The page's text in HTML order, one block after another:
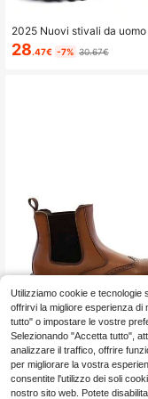
2025 Nuovi stivali da
PU alta, scarpe da trekking
grande, scarpe sportive da
28.47€ -7% 30.67€
Magazzino EU Business Business Ca
sual cerniera laterale Esterni Ufficci
o
24 left
39.90€
Utilizziamo cookie e tecnologie
offrirvi la migliore esperienza di
tutto" o impostare le vostre
Selezionando "Accetta tutto",
analizzare il traffico, offrire
per migliorare la vostra
consentite l'utilizzo dei soli
nostro sito web. Potete